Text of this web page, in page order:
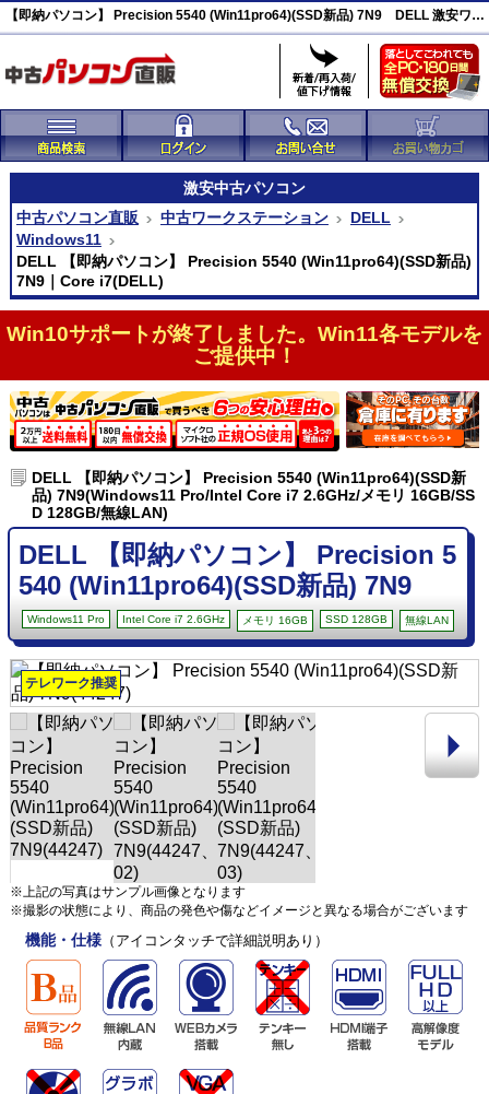
【即納パソコン】 Precision 5540 (Win11pro64)(SSD新品) 7N9 DELL 激安ワークステーション(44247)
激安中古パソコン
中古パソコン直販
中古ワークステーション
DELL
Windows11
DELL 【即納パソコン】 Precision 5540 (Win11pro64)(SSD新品)
7N9｜Core i7(DELL)
Win10サポートが終了しました。Win11各モデルを
ご提供中！
DELL 【即納パソコン】 Precision 5540 (Win11pro64)(SSD新
品) 7N9(Windows11 Pro/Intel Core i7 2.6GHz/メモリ 16GB/SS
D 128GB/無線LAN)
DELL 【即納パソコン】 Precision 5
540 (Win11pro64)(SSD新品) 7N9
Windows11 Pro Intel Core i7 2.6GHz メモリ 16GB SSD 128GB 無線LAN
テレワーク推奨
※上記の写真はサンプル画像となります
※撮影の状態により、商品の発色や傷などイメージと異なる場合がございます
機能・仕様（アイコンタッチで詳細説明あり）